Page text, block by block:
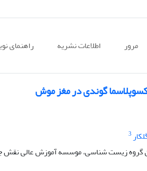
مرور اطلاعات نشریه راهنمای
گوندی در مغز موش
3
زیست شناسی، موسسه آموزش عالی نقش